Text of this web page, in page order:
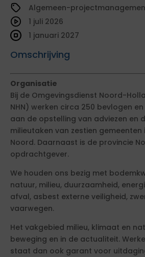
Algemeen-
Omschrijving
1 juli 2026
1 januari 2027
Organisatie
Bij de Omgevingsdienst Noord-
NHN) werken circa 250 bevlogen
aan de opstelling van adviezen en
milieutaken van zestien
Noord. Daarnaast is de provincie
opdrachtgever.
We houden ons bezig met
natuur, milieu, duurzaamheid,
afval, asbest externe veiligheid,
vaarwegen.
Het vakgebied milieu, klimaat en
beweging en in de actualiteit.
staat dan ook garant voor